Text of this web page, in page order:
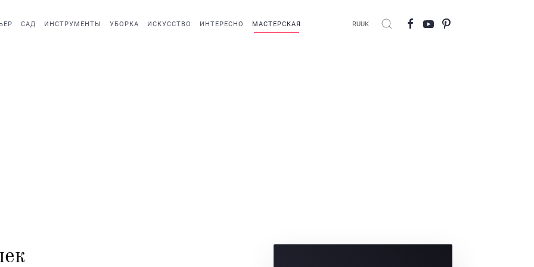
САД ИНСТРУМЕНТЫ УБОРКА ИСКУССТВО ИНТЕРЕСНО МАСТЕРСКАЯ RUUK